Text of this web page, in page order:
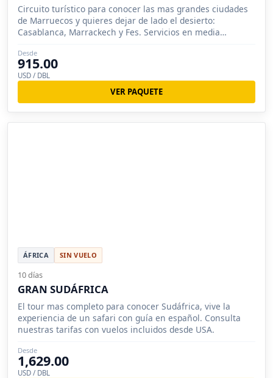
Circuito turístico para conocer las mas grandes ciudades
de Marruecos y quieres dejar de lado el desierto:
Casablanca, Marrackech y Fes. Servicios en media
Desde
915.00
USD / DBL
VER PAQUETE
ÁFRICA SIN VUELO
10 días
GRAN SUDÁFRICA
El tour mas completo para conocer Sudáfrica, vive la
experiencia de un safari con guía en español. Consulta
nuestras tarifas con vuelos incluidos desde USA.
Desde
1,629.00
USD / DBL